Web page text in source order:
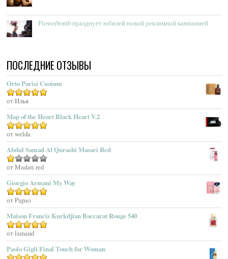
Acqua Di Monaco
Acqua Di Parma
Acqua Di Sardegna
Acqua Di Stresa
Adam Levine
Adamo Parfum
Adidas
Adolfo Dominguez
Adrienne Vittadini
Aedes De Venustas
Aerin Lauder
Aether
Affinessence
Afnan Perfumes
Agatha Ruiz De La Prada
Agatho Parfum
Agent Provocateur
Flowerbomb празднует юбилей новой рекламной кампанией
ПОСЛЕДНИЕ ОТЗЫВЫ
Orto Parisi Cuoium
Оценка
от Илья
Map of the Heart Black Heart V.2
Оценка5
от welda
Abdul Samad Al Qurashi Masari Red
Оценка
1
из
5
от Madari red
Giorgio Armani My Way
Оценка5
от Papao
Maison Francis Kurkdjian Baccarat Rouge 540
Оценка5из 5
от lamand
Paolo Gigli Final Touch for Woman